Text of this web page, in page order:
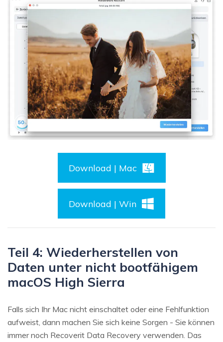
Download | Mac
Download | Win
Teil 4: Wiederherstellen von
Daten unter nicht bootfähigem
macOS High Sierra
Falls sich Ihr Mac nicht einschaltet oder eine Fehlfunktion
aufweist, dann machen Sie sich keine Sorgen - Sie können
immer noch Recoverit Data Recovery verwenden. Das